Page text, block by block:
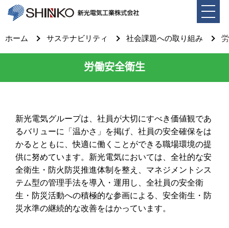
ホーム サステナビリティ 社会課題への取り組み
労働安全衛生
新光電気グループは、社員が大切にすべき価値観であ
るバリューに「温かさ」を掲げ、社員の安全確保をは
かるとともに、快適に働くことができる職場環境の提
供に努めています。新光電気においては、全社的な安
全衛生・防火防災推進体制を整え、マネジメントシス
テム型の管理手法を導入・運用し、全社員の安全衛
生・防災活動への積極的な参画による、安全衛生・防
災水準の継続的な改善をはかっています。